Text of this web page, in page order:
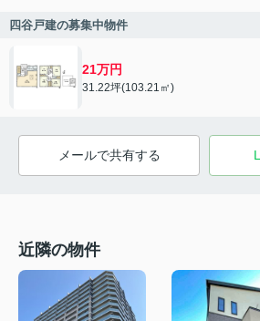
四谷戸建の募集中物件
21万円
31.22坪(103.21㎡)
メールで共有する
近隣の物件